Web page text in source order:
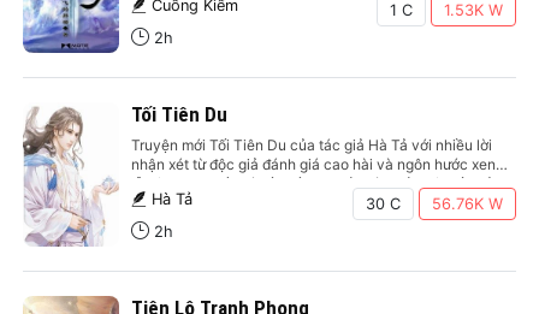
cường giả lớp lớp sát khí tung hoành. Làm sao để có thể
sinh…
Cuồng Kiếm 1 C 1.53KW
2h
Tối Tiên Du
Truyện mới Tối Tiên Du của tác giả Hà Tả với nhiều lời
nhận xét từ độc giả đánh giá cao hài và ngôn hước xen
lẫn âm mưu đấu trí, lối viết văn của tác giả thiên về kể
chuyện, tình tiết nhẹ nhàng nhưng không mất sự bất…
Hà Tả 30 C 56.76KW
2h
Tiên Lộ Tranh Phong